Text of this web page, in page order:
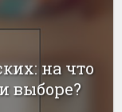
на что
выборе?